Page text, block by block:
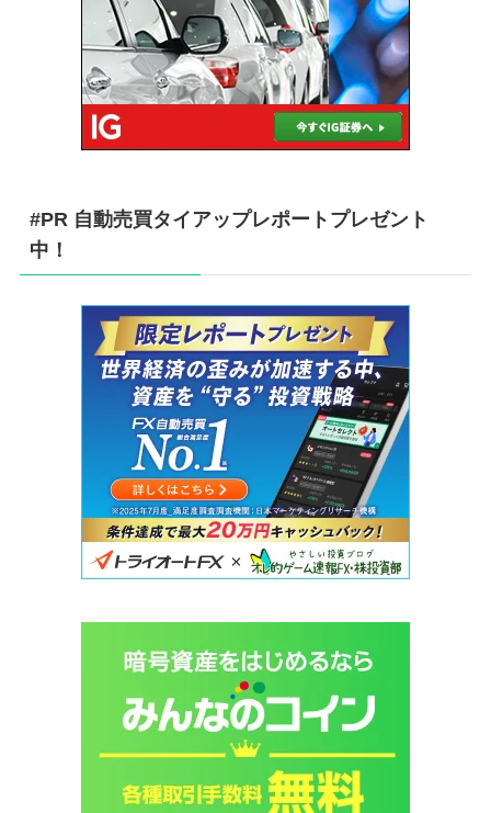
#PR 自動売買タイアップレポートプレゼント
中！